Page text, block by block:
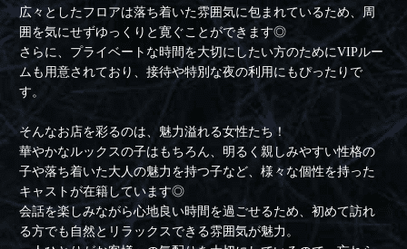
広々としたフロアは落ち着いた雰囲気に包まれているため、周
囲を気にせずゆっくりと寛ぐことができます◎
さらに、プライベートな時間を大切にしたい方のためにVIPルー
ムも用意されており、接待や特別な夜の利用にもぴったりで
す。
そんなお店を彩るのは、魅力溢れる女性たち！
華やかなルックスの子はもちろん、明るく親しみやすい性格の
子や落ち着いた大人の魅力を持つ子など、様々な個性を持った
キャストが在籍しています◎
会話を楽しみながら心地良い時間を過ごせるため、初めて訪れ
る方でも自然とリラックスできる雰囲気が魅力。